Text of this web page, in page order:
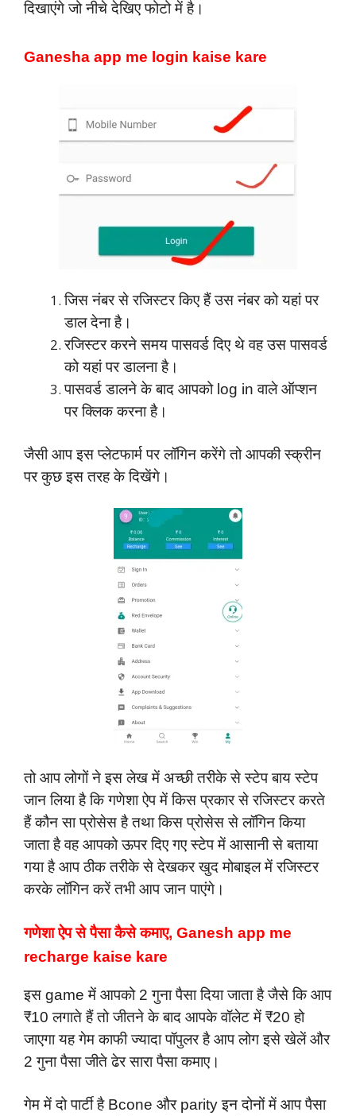
दिखाएंगे जो नीचे देखिए फोटो में है।
Ganesha app me login kaise kare
जिस नंबर से रजिस्टर किए हैं उस नंबर को यहां पर
डाल देना है।
रजिस्टर करने समय पासवर्ड दिए थे वह उस पासवर्ड
को यहां पर डालना है।
पासवर्ड डालने के बाद आपको log in वाले ऑप्शन
पर क्लिक करना है।
जैसी आप इस प्लेटफार्म पर लॉगिन करेंगे तो आपकी स्क्रीन
पर कुछ इस तरह के दिखेंगे।
तो आप लोगों ने इस लेख में अच्छी तरीके से स्टेप बाय स्टेप
जान लिया है कि गणेशा ऐप में किस प्रकार से रजिस्टर करते
हैं कौन सा प्रोसेस है तथा किस प्रोसेस से लॉगिन किया
जाता है वह आपको ऊपर दिए गए स्टेप में आसानी से बताया
गया है आप ठीक तरीके से देखकर खुद मोबाइल में रजिस्टर
करके लॉगिन करें तभी आप जान पाएंगे।
गणेशा ऐप से पैसा कैसे कमाए, Ganesh app me
recharge kaise kare
इस game में आपको 2 गुना पैसा दिया जाता है जैसे कि आप
₹10 लगाते हैं तो जीतने के बाद आपके वॉलेट में ₹20 हो
जाएगा यह गेम काफी ज्यादा पॉपुलर है आप लोग इसे खेलें और
2 गुना पैसा जीते ढेर सारा पैसा कमाए।
गेम में दो पार्टी है Bcone और parity इन दोनों में आप पैसा